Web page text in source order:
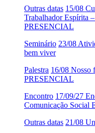
Outras datas 15/08
Trabalhador Espírita
PRESENCIAL
Seminário 23/08
bem viver
Palestra 16/08 Nosso
PRESENCIAL
Encontro 17/09/27
Comunicação Social
Outras datas 21/08